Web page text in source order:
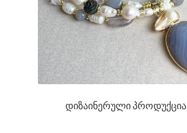
დიზაინერული პროდუქცია